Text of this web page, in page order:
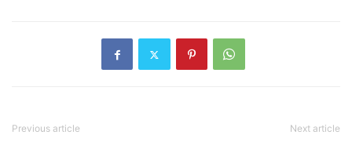
Previous article Next article